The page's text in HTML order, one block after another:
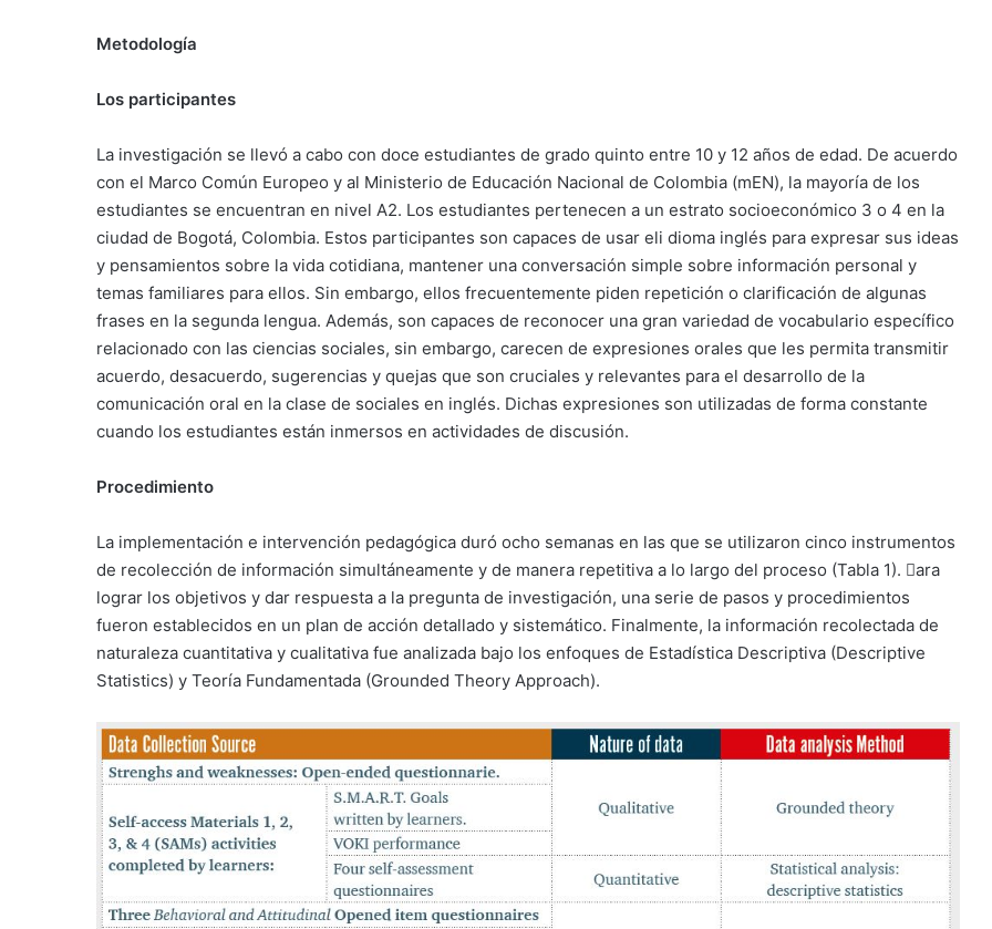
Metodología
Los participantes
La investigación se llevó a cabo con doce estudiantes de grado quinto entre 10 y 12 años de edad. De acuerdo
con el Marco Común Europeo y al Ministerio de Educación Nacional de Colombia (mEN), la mayoría de los
estudiantes se encuentran en nivel A2. Los estudiantes pertenecen a un estrato socioeconómico 3 o 4 en la
ciudad de Bogotá, Colombia. Estos participantes son capaces de usar eli dioma inglés para expresar sus ideas
y pensamientos sobre la vida cotidiana, mantener una conversación simple sobre información personal y
temas familiares para ellos. Sin embargo, ellos frecuentemente piden repetición o clarificación de algunas
frases en la segunda lengua. Además, son capaces de reconocer una gran variedad de vocabulario específico
relacionado con las ciencias sociales, sin embargo, carecen de expresiones orales que les permita transmitir
acuerdo, desacuerdo, sugerencias y quejas que son cruciales y relevantes para el desarrollo de la
comunicación oral en la clase de sociales en inglés. Dichas expresiones son utilizadas de forma constante
cuando los estudiantes están inmersos en actividades de discusión.
Procedimiento
La implementación e intervención pedagógica duró ocho semanas en las que se utilizaron cinco instrumentos
de recolección de información simultáneamente y de manera repetitiva a lo largo del proceso (Tabla 1). 􀁁ara
lograr los objetivos y dar respuesta a la pregunta de investigación, una serie de pasos y procedimientos
fueron establecidos en un plan de acción detallado y sistemático. Finalmente, la información recolectada de
naturaleza cuantitativa y cualitativa fue analizada bajo los enfoques de Estadística Descriptiva (Descriptive
Statistics) y Teoría Fundamentada (Grounded Theory Approach).